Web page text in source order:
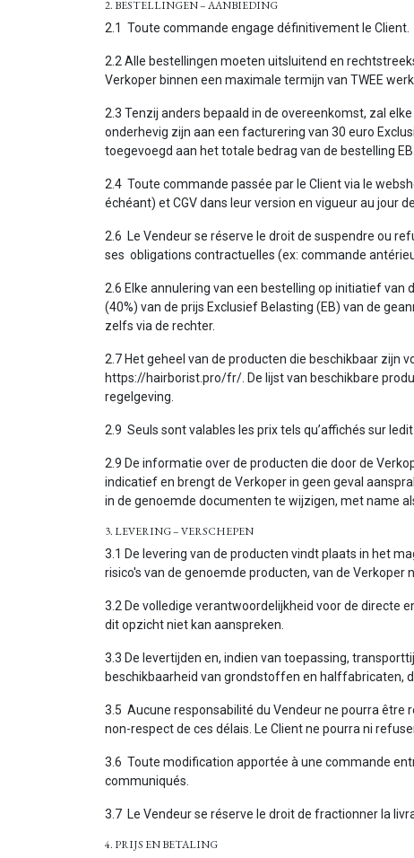
2. BESTELLINGEN – AANBIEDING
2.1 Toute commande engage définitivement le Client.
2.2 Alle bestellingen moeten uitsluitend en
Verkoper binnen een maximale termijn van TWEE
2.3 Tenzij anders bepaald in de overeenkomst, zal
onderhevig zijn aan een facturering van 30 euro
toegevoegd aan het totale bedrag van de bestelling EB.
2.4 Toute commande passée par le Client via le
échéant) et CGV dans leur version en vigueur au jour
2.6 Le Vendeur se réserve le droit de suspendre ou
ses obligations contractuelles (ex: commande
2.6 Elke annulering van een bestelling op initiatief van
(40%) van de prijs Exclusief Belasting (EB) van de
zelfs via de rechter.
2.7 Het geheel van de producten die beschikbaar zijn
https://hairborist.pro/fr/. De lijst van beschikbare
regelgeving.
2.9 Seuls sont valables les prix tels qu’affichés sur
2.9 De informatie over de producten die door de
indicatief en brengt de Verkoper in geen geval
in de genoemde documenten te wijzigen, met name
3. LEVERING – VERSCHEPEN
3.1 De levering van de producten vindt plaats in het
risico's van de genoemde producten, van de Verkoper
3.2 De volledige verantwoordelijkheid voor de directe
dit opzicht niet kan aanspreken.
3.3 De levertijden en, indien van toepassing,
beschikbaarheid van grondstoffen en halffabricaten,
3.5 Aucune responsabilité du Vendeur ne pourra être
non-respect de ces délais. Le Client ne pourra ni
3.6 Toute modification apportée à une commande
communiqués.
3.7 Le Vendeur se réserve le droit de fractionner la
4. PRIJS EN BETALING